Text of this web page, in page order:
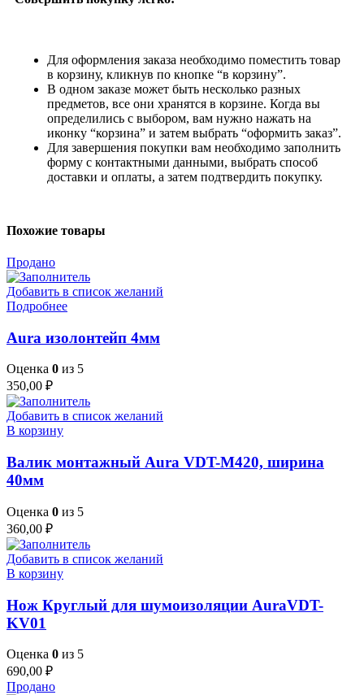
Для оформления заказа необходимо поместить товар
в корзину, кликнув по кнопке “в корзину”.
В одном заказе может быть несколько разных
предметов, все они хранятся в корзине. Когда вы
определились с выбором, вам нужно нажать на
иконку “корзина” и затем выбрать “оформить заказ”.
Для завершения покупки вам необходимо заполнить
форму с контактными данными, выбрать способ
доставки и оплаты, а затем подтвердить покупку.
Похожие товары
Продано
Добавить в список желаний
Подробнее
Aura изолонтейп 4мм
Оценка 0 из 5
350,00 ₽
Добавить в список желаний
В корзину
Валик монтажный Aura VDT-M420, ширина
40мм
Оценка 0 из 5
360,00 ₽
Добавить в список желаний
В корзину
Нож Круглый для шумоизоляции AuraVDT-
KV01
Оценка 0 из 5
690,00 ₽
Продано